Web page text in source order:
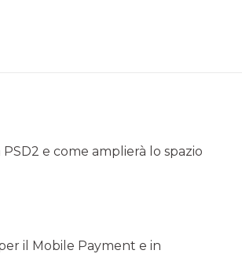
e come amplierà lo spazio
il Mobile Payment e in